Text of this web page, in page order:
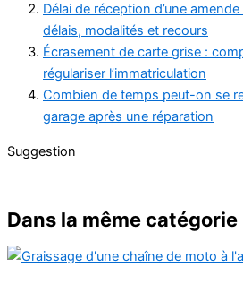
Délai de réception d’une
délais, modalités et recours
Écrasement de carte grise :
régulariser l’immatriculation
Combien de temps peut-on se
garage après une réparation
Suggestion
Dans la même catégorie